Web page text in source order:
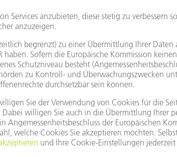
integriert in einer